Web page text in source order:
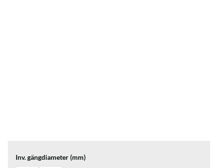
Inv. gängdiameter (mm)